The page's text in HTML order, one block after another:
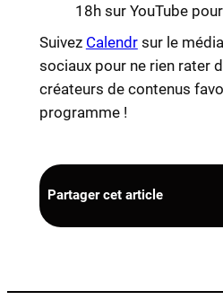
18h sur YouTube
Suivez Calendrsur le
sociaux pour ne rien rater
créateurs de contenus
programme !
Partager cet article